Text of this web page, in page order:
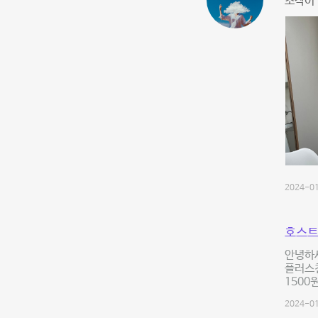
2024-
호스
안녕하
플러
1500
2024-